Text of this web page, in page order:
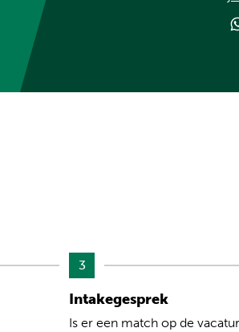
3
Intakegesprek
Is er een match op de